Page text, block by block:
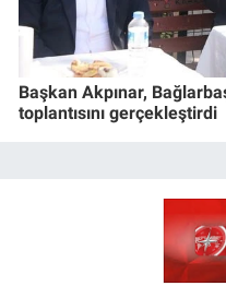
Başkan Akpınar,
toplantısını gerçekleştirdi